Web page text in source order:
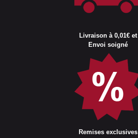
Livraison à 0,01€ et
Envoi soigné
Remises exclusives